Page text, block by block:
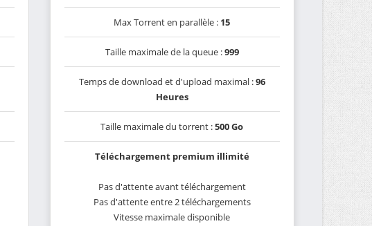
Max Torrent en parallèle : 15
Taille maximale de la queue :999
Temps de download et d'upload maximal :96
Heures
Taille maximale du torrent :500 Go
Téléchargement premium illimité
Pas d'attente avant téléchargement
Pas d'attente entre 2 téléchargements
Vitesse maximale disponible